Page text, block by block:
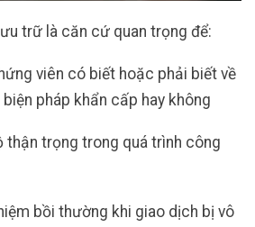
trữ là căn cứ quan trọng để:
viên có biết hoặc phải biết về
pháp khẩn cấp hay không
thận trọng trong quá trình công
bồi thường khi giao dịch bị vô